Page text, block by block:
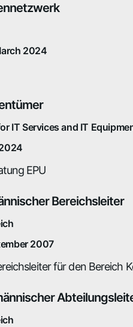
2024
IT Services and IT
EPU
Bereichsleiter
2007
für den Bereich